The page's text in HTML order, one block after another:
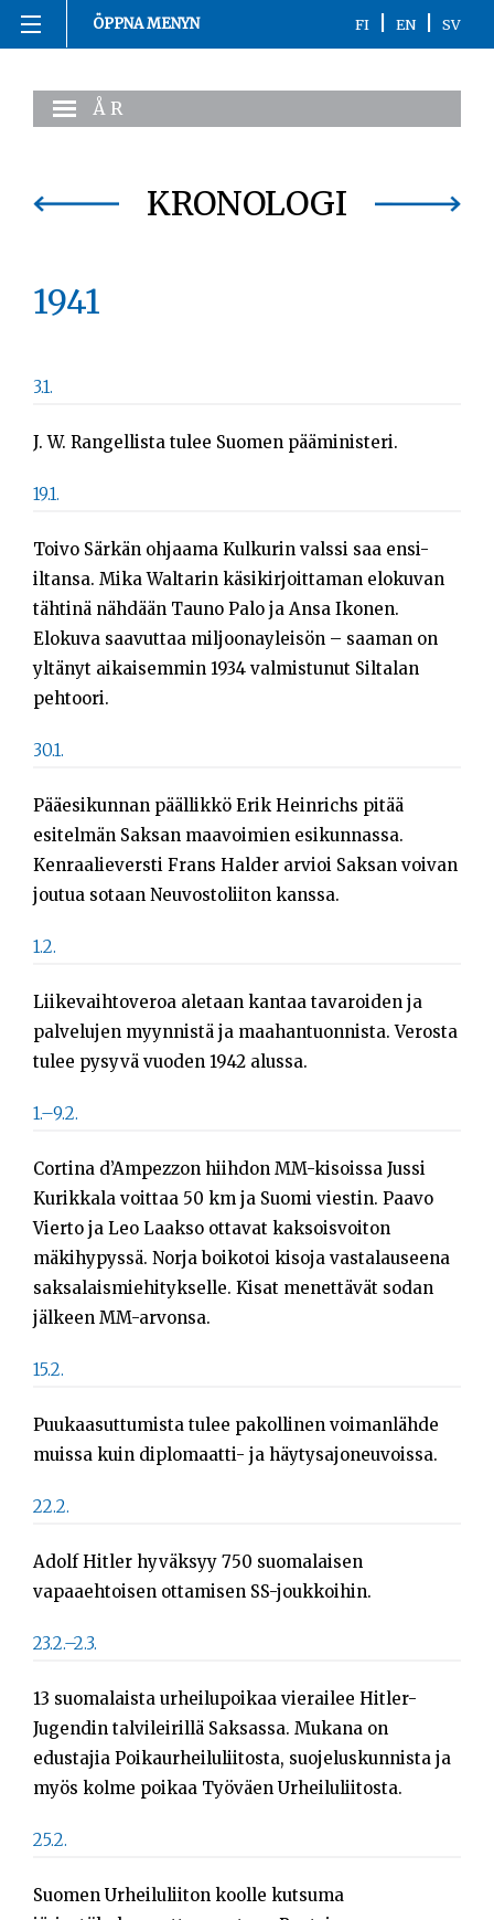
innehåll
ÖPPNA MENYN FI EN| SV
1863-1916
Personer
ÅR
KRONOLOGI
1941
3.1.
J. W. Rangellista tulee Suomen pääministeri.
19.1.
Toivo Särkän ohjaama Kulkurin valssi saa ensi-
iltansa. Mika Waltarin käsikirjoittaman elokuvan
tähtinä nähdään Tauno Palo ja Ansa Ikonen.
Elokuva saavuttaa miljoonayleisön – saaman on
yltänyt aikaisemmin 1934 valmistunut Siltalan
pehtoori.
30.1.
Pääesikunnan päällikkö Erik Heinrichs pitää
esitelmän Saksan maavoimien esikunnassa.
Kenraalieversti Frans Halder arvioi Saksan voivan
joutua sotaan Neuvostoliiton kanssa.
1.2.
Liikevaihtoveroa aletaan kantaa tavaroiden ja
palvelujen myynnistä ja maahantuonnista. Verosta
tulee pysyvä vuoden 1942 alussa.
1.–9.2.
Cortina d’Ampezzon hiihdon MM-kisoissa Jussi
Kurikkala voittaa 50 km ja Suomi viestin. Paavo
Vierto ja Leo Laakso ottavat kaksoisvoiton
mäkihypyssä. Norja boikotoi kisoja vastalauseena
saksalaismiehitykselle. Kisat menettävät sodan
jälkeen MM-arvonsa.
15.2.
Puukaasuttumista tulee pakollinen voimanlähde
muissa kuin diplomaatti- ja häytysajoneuvoissa.
22.2.
Adolf Hitler hyväksyy 750 suomalaisen
vapaaehtoisen ottamisen SS-joukkoihin.
23.2.–2.3.
13 suomalaista urheilupoikaa vierailee Hitler-
Jugendin talvileirillä Saksassa. Mukana on
edustajia Poikaurheiluliitosta, suojeluskunnista ja
myös kolme poikaa Työväen Urheiluliitosta.
25.2.
Suomen Urheiluliiton koolle kutsuma